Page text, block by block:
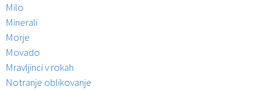
Milo
Minerali
Morje
Movado
Mravljinci v rokah
Notranje oblikovanje